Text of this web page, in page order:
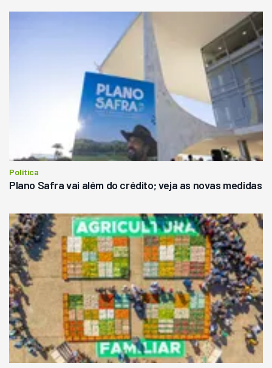
Política
Plano Safra vai além do crédito; veja as novas medidas